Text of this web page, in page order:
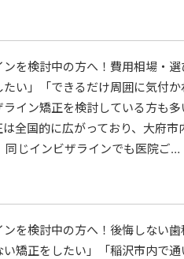
ンを検討中の方へ！費用相場・
たい」「できるだけ周囲に気付
ライン矯正を検討している方も
全国的に広がっており、大府
同じインビザラインでも医院ご…
を検討中の方へ！後悔しない
い矯正をしたい」「稲沢市内で